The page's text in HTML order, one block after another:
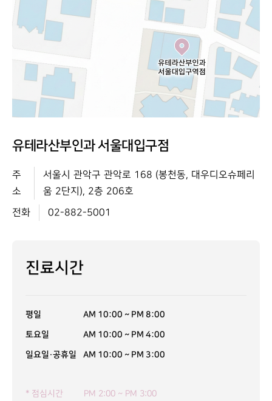
유테라산부인과 서울대입구점
주
소
서울시 관악구 관악로 168 (봉천동, 대우디오슈페리
움 2단지), 2층 206호
전화 02-882-5001
진료시간
평일 AM 10:00 ~ PM 8:00
토요일 AM 10:00 ~ PM 4:00
일요일·공휴일 AM 10:00 ~ PM 3:00
* 점심시간 PM 2:00 ~ PM 3:00